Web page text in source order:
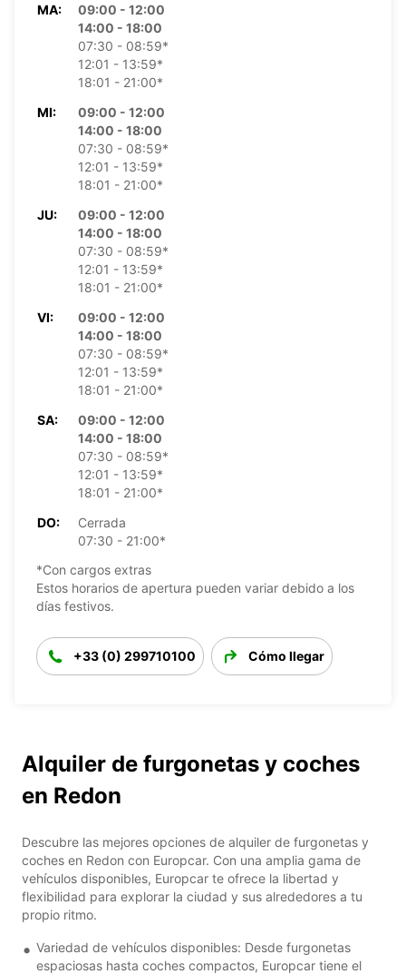
MA:
09:00 - 12:00
14:00 - 18:00
07:30 - 08:59*
12:01 - 13:59*
18:01 - 21:00*
MI:
09:00 - 12:00
14:00 - 18:00
07:30 - 08:59*
12:01 - 13:59*
18:01 - 21:00*
JU:
09:00 - 12:00
14:00 - 18:00
07:30 - 08:59*
12:01 - 13:59*
18:01 - 21:00*
VI:
09:00 - 12:00
14:00 - 18:00
07:30 - 08:59*
12:01 - 13:59*
18:01 - 21:00*
SA:
09:00 - 12:00
14:00 - 18:00
07:30 - 08:59*
12:01 - 13:59*
18:01 - 21:00*
DO:
Cerrada
07:30 - 21:00*
*Con cargos extras
Estos horarios de apertura pueden variar debido a los
días festivos.
+33 (0) 299710100 Cómo llegar
Alquiler de furgonetas y coches
en Redon
Descubre las mejores opciones de alquiler de furgonetas y
coches en Redon con Europcar. Con una amplia gama de
vehículos disponibles, Europcar te ofrece la libertad y
flexibilidad para explorar la ciudad y sus alrededores a tu
propio ritmo.
Variedad de vehículos disponibles: Desde furgonetas
espaciosas hasta coches compactos, Europcar tiene el